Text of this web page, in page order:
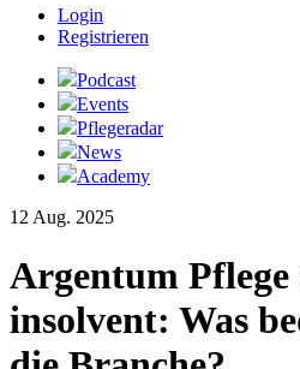
Login
Registrieren
Podcast
Events
Pflegeradar
News
Academy
12 Aug. 2025
Argentum
insolvent: Was